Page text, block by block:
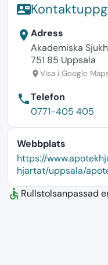
contact_mail
location_on Adress
Akademiska
751 85 Uppsala
location_onVisa i Google
phoneTelefon
0771-405 405
language
Webbplats
https://
hjartat/uppsala/
accessible Rullstolsanpassad